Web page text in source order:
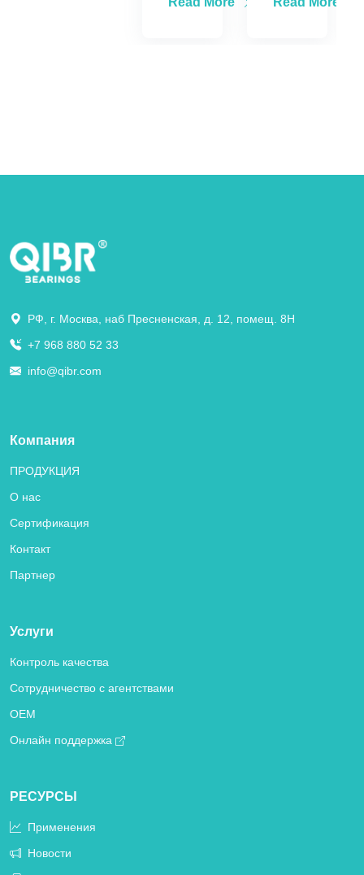
РФ, г. Москва, наб Пресненская, д. 12, помещ. 8Н
+7 968 880 52 33
info@qibr.com
Компания
ПРОДУКЦИЯ
О нас
Сертификация
Контакт
Партнер
Услуги
Контроль качества
Сотрудничество с агентствами
OEM
Онлайн поддержка
РЕСУРСЫ
Применения
Новости